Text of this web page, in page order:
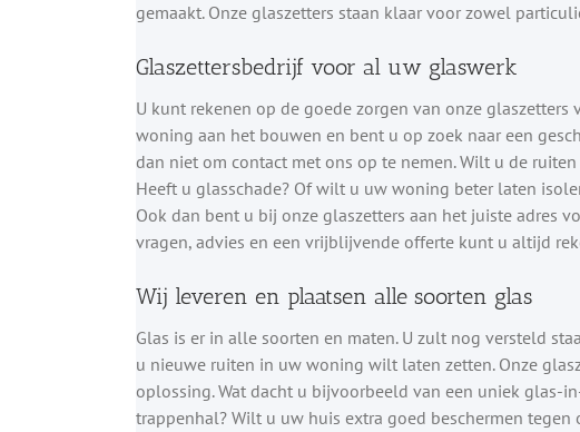
gemaakt. Onze glaszetters staan klaar voor zowel
Glaszettersbedrijf voor al uw glaswerk
U kunt rekenen op de goede zorgen van onze
woning aan het bouwen en bent u op zoek naar een
dan niet om contact met ons op te nemen. Wilt u de
Heeft u glasschade? Of wilt u uw woning beter laten
Ook dan bent u bij onze glaszetters aan het juiste adres
vragen, advies en een vrijblijvende offerte kunt u altijd
Wij leveren en plaatsen alle soorten glas
Glas is er in alle soorten en maten. U zult nog versteld
u nieuwe ruiten in uw woning wilt laten zetten. Onze
oplossing. Wat dacht u bijvoorbeeld van een uniek glas-
trappenhal? Wilt u uw huis extra goed beschermen tegen